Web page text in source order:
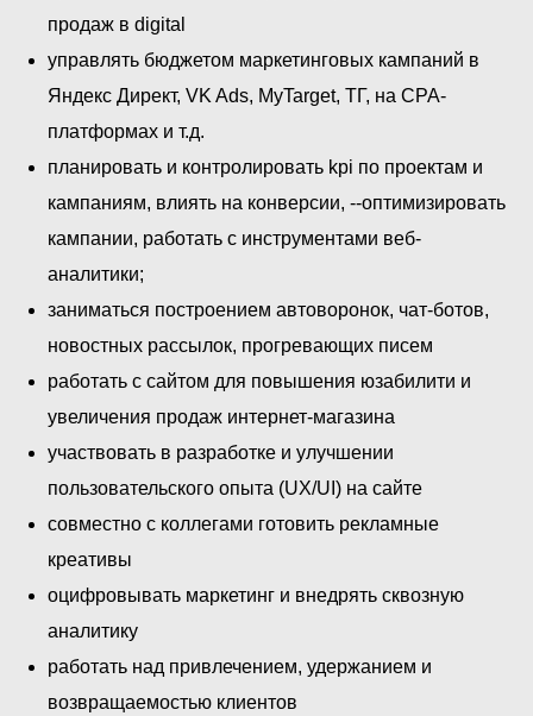
продаж в digital
управлять бюджетом маркетинговых кампаний в
Яндекс Директ, VK Ads, MyTarget, ТГ, на CPA-
платформах и т.д.
планировать и контролировать kpi по проектам и
кампаниям, влиять на конверсии, --оптимизировать
кампании, работать с инструментами веб-
аналитики;
заниматься построением автоворонок, чат-ботов,
новостных рассылок, прогревающих писем
работать с сайтом для повышения юзабилити и
увеличения продаж интернет-магазина
участвовать в разработке и улучшении
пользовательского опыта (UX/UI) на сайте
совместно с коллегами готовить рекламные
креативы
оцифровывать маркетинг и внедрять сквозную
аналитику
работать над привлечением, удержанием и
возвращаемостью клиентов